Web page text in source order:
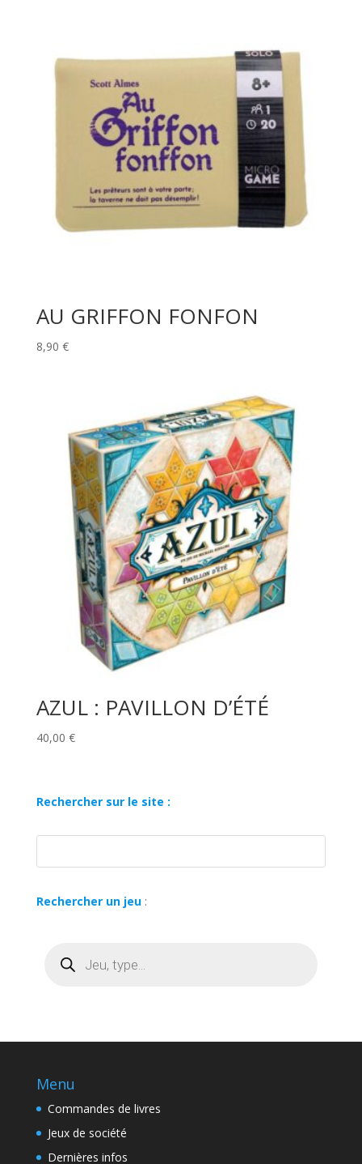
AU GRIFFON FONFON
8,90 €
AZUL : PAVILLON D’ÉTÉ
40,00 €
Rechercher sur le site :
Rechercher un jeu:
produits
Menu
Commandes de livres
Jeux de société
Dernières infos